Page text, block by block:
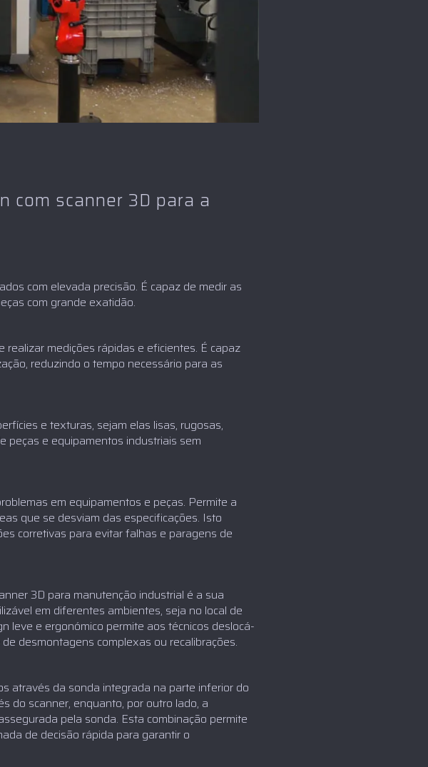
com scanner 3D para a
com elevada precisão. É capaz de medir as
com grande exatidão.
realizar medições rápidas e eficientes. É capaz
reduzindo o tempo necessário para as
e texturas, sejam elas lisas, rugosas,
peças e equipamentos industriais sem
em equipamentos e peças. Permite a
que se desviam das especificações. Isto
corretivas para evitar falhas e paragens de
3D para manutenção industrial é a sua
em diferentes ambientes, seja no local de
leve e ergonómico permite aos técnicos deslocá-
desmontagens complexas ou recalibrações.
através da sonda integrada na parte inferior do
do scanner, enquanto, por outro lado, a
pela sonda. Esta combinação permite
de decisão rápida para garantir o